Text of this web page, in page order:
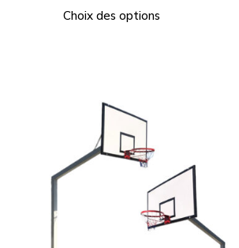
Choix des options